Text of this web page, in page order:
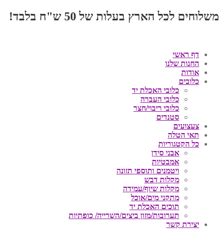
משלוחים לכל הארץ בעלות של 50 ש"ח בלבד!
דף ראשי
החנות שלנו
אודות
כלובים
כלובי האכלת יד
כלובי העברה
כלובי ריבוי/חצר
סטנדים
צעצועים
תאי הטלה
כל הקטגוריות
אבני סידן
אמבטיות
ויטמנים ותוספי תזונה
מקלות דבש
מקלות שיוף/עמידה
מתקני מים/אוכל
תוכים האכלת יד
תערובות/מזון ביצים/השרייה/ כופתיות
יצירת קשר